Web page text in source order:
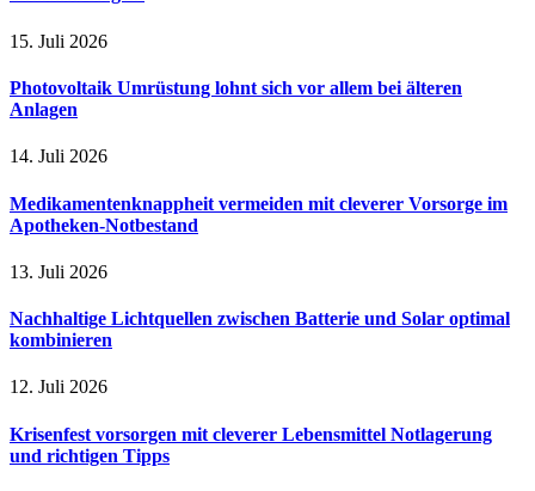
15. Juli 2026
Photovoltaik Umrüstung lohnt sich vor allem bei älteren
Anlagen
14. Juli 2026
Medikamentenknappheit vermeiden mit cleverer Vorsorge im
Apotheken-Notbestand
13. Juli 2026
Nachhaltige Lichtquellen zwischen Batterie und Solar optimal
kombinieren
12. Juli 2026
Krisenfest vorsorgen mit cleverer Lebensmittel Notlagerung
und richtigen Tipps